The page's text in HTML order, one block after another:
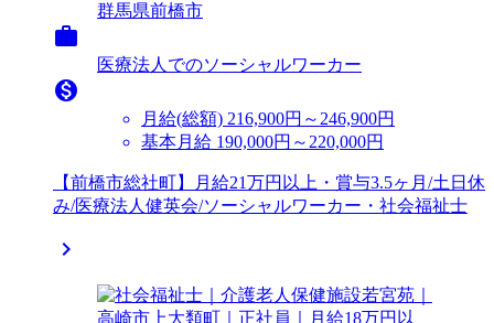
群馬県前橋市

医療法人でのソーシャルワーカー

月給(総額) 216,900円～246,900円
基本月給 190,000円～220,000円
【前橋市総社町】月給21万円以上・賞与3.5ヶ月/土日休
み/医療法人健英会/ソーシャルワーカー・社会福祉士
